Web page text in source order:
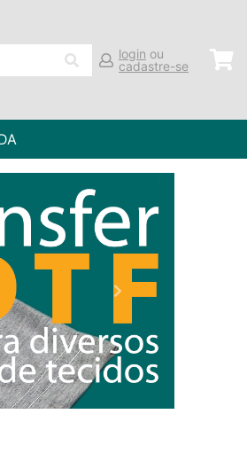
login ou
cadastre-se